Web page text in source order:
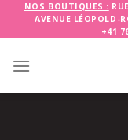
NOS BOUTIQUES :
AVENUE LÉOPOLD-
+41